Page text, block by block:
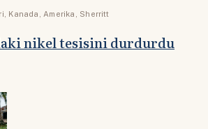
, Kanada ,Amerika , Sherritt
nikel tesisini durdurdu